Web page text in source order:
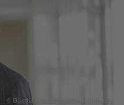
© Goethe-Institut/Loredana La Rocca